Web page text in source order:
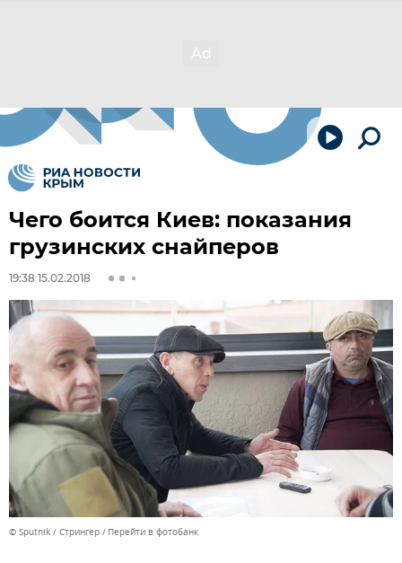
Чего боится Киев: показания
грузинских снайперов
19:38 15.02.2018
© Sputnik / Стрингер Перейти в фотобанк